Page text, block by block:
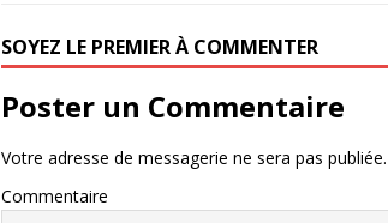
SOYEZ LE PREMIER À COMMENTER
Poster un Commentaire
Votre adresse de messagerie ne sera pas publiée.
Commentaire